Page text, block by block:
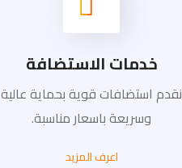
خدمات الاستضافة
نقدم استضافات قوية بحماية عالية
وسريعة باسعار مناسبة.
اعرف المزيد